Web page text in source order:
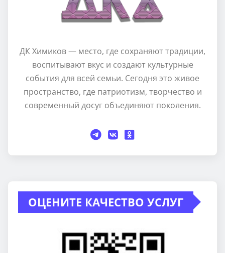
ДК Химиков — место, где сохраняют традиции,
воспитывают вкус и создают культурные
события для всей семьи. Сегодня это живое
пространство, где патриотизм, творчество и
современный досуг объединяют поколения.
ОЦЕНИТЕ КАЧЕСТВО УСЛУГ